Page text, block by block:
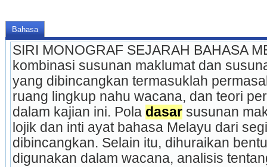
Bahasa
SIRI MONOGRAF SEJARAH BAHASA
kombinasi susunan maklumat dan
yang dibincangkan termasuklah
ruang lingkup nahu wacana, dan teori
dalam kajian ini. Pola dasar susunan
lojik dan inti ayat bahasa Melayu dari
dibincangkan. Selain itu, dihuraikan
digunakan dalam wacana, analisis